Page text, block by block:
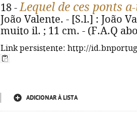
18 -Lequel de ces ponts
João Valente. - [S.l.] : João
muito il. ; 11 cm. - (F.A.Q
Link persistente: http://
ADICIONAR À LISTA